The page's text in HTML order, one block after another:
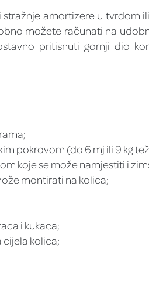
amortizere u tvrdom
možete računati na
pritisnuti gornji dio
pokrovom (do 6 mj ili 9 kg
koje se može namjestiti i
montirati na kolica;
i kukaca;
cijela kolica;